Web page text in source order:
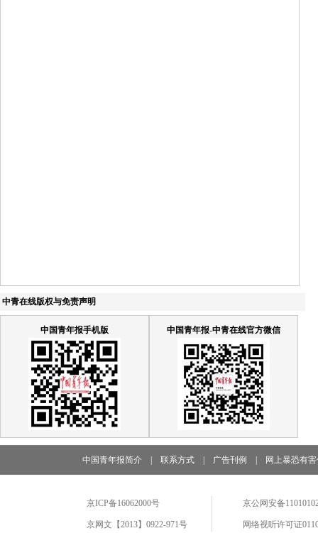
中青在线版权与免责声明
中国青年报手机版 中国青年报-中青在线官方微信
中国青年报简介 联系方式 广告刊例 网上暴恐有
京ICP备16062000号
京网文【2013】0922-971号
京公网安备
网络视听许可证